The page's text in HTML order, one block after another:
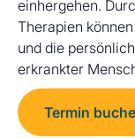
einhergehen.
Therapien
und die
erkrankter
Termin